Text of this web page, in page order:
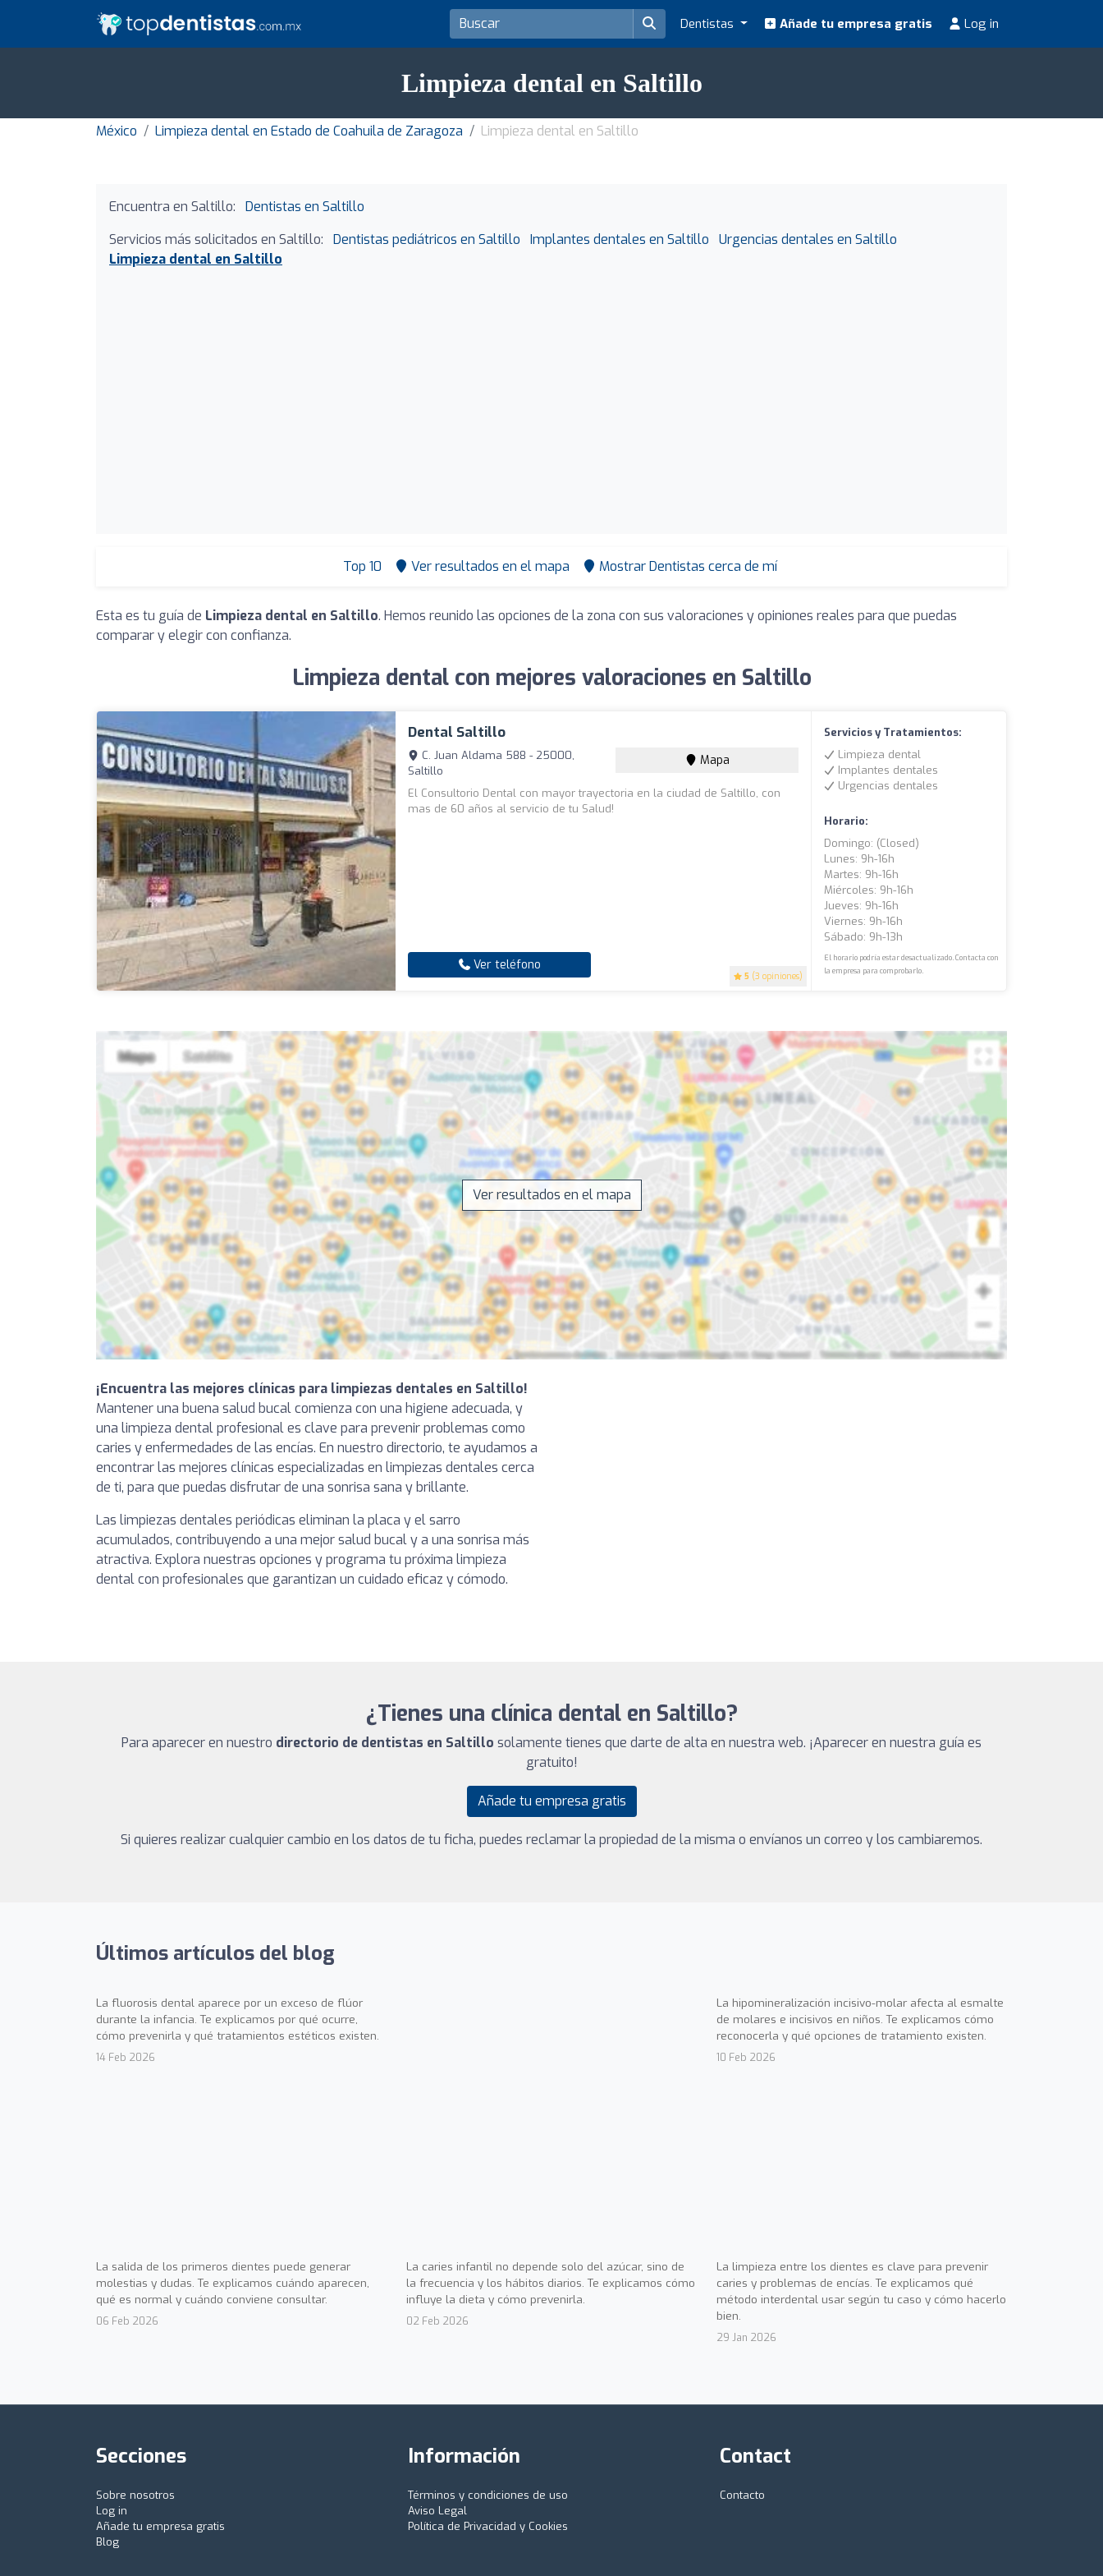
Dentistas Añade tu empresa gratis Log in
Limpieza dental en Saltillo
México Limpieza dental en Estado de Coahuila de Zaragoza Limpieza dental en Saltillo
Encuentra en Saltillo:
Dentistas en Saltillo
Servicios más solicitados en Saltillo:
Dentistas pediátricos en Saltillo Implantes dentales en Saltillo
Urgencias dentales en Saltillo
Limpieza dental en Saltillo
Top 10 Ver resultados en el mapa Mostrar Dentistas cerca de mí
Esta es tu guía de Limpieza dental en Saltillo. Hemos reunido las opciones de la zona con sus valoraciones y opiniones reales para que puedas
comparar y elegir con confianza.
Limpieza dental con mejores valoraciones en Saltillo
Dental Saltillo
5 (3 opiniones)
C. Juan Aldama 588 - 25000,
Saltillo
Mapa
El Consultorio Dental con mayor trayectoria en la ciudad de Saltillo, con
mas de 60 años al servicio de tu Salud!
Ver teléfono
Servicios y Tratamientos:
Limpieza dental
Implantes dentales
Urgencias dentales
Horario:
Domingo: (closed)
Lunes: 9h-16h
Martes: 9h-16h
Miércoles: 9h-16h
Jueves: 9h-16h
Viernes: 9h-16h
Sábado: 9h-13h
El horario podría estar desactualizado. Contacta con
la empresa para comprobarlo.
Ver resultados en el mapa
¡Encuentra las mejores clínicas para limpiezas dentales en Saltillo!
Mantener una buena salud bucal comienza con una higiene adecuada, y
una limpieza dental profesional es clave para prevenir problemas como
caries y enfermedades de las encías. En nuestro directorio, te ayudamos a
encontrar las mejores clínicas especializadas en limpiezas dentales cerca
de ti, para que puedas disfrutar de una sonrisa sana y brillante.
Las limpiezas dentales periódicas eliminan la placa y el sarro
acumulados, contribuyendo a una mejor salud bucal y a una sonrisa más
atractiva. Explora nuestras opciones y programa tu próxima limpieza
dental con profesionales que garantizan un cuidado eficaz y cómodo.
¿Tienes una clínica dental en Saltillo?
Para aparecer en nuestro directorio de dentistas en Saltillo solamente tienes que darte de alta en nuestra web. ¡Aparecer en nuestra guía es
gratuito!
Añade tu empresa gratis
Si quieres realizar cualquier cambio en los datos de tu ficha, puedes reclamar la propiedad de la misma o envíanos un correo y los cambiaremos.
Últimos artículos del blog
La fluorosis dental aparece por un exceso de flúor
durante la infancia. Te explicamos por qué ocurre,
cómo prevenirla y qué tratamientos estéticos existen.
14 Feb 2026
La hipomineralización incisivo-molar afecta al esmalte
de molares e incisivos en niños. Te explicamos cómo
reconocerla y qué opciones de tratamiento existen.
10 Feb 2026
La salida de los primeros dientes puede generar
molestias y dudas. Te explicamos cuándo aparecen,
qué es normal y cuándo conviene consultar.
06 Feb 2026
La caries infantil no depende solo del azúcar, sino de
la frecuencia y los hábitos diarios. Te explicamos cómo
influye la dieta y cómo prevenirla.
02 Feb 2026
La limpieza entre los dientes es clave para prevenir
caries y problemas de encías. Te explicamos qué
método interdental usar según tu caso y cómo hacerlo
bien.
29 Jan 2026
Secciones
Sobre nosotros
Log in
Añade tu empresa gratis
Blog
Información
Términos y condiciones de uso
Aviso Legal
Política de Privacidad y Cookies
Contact
Contacto